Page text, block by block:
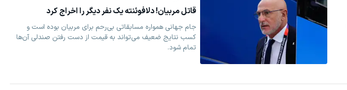
قاتل مربیان! دلافوئنته یک نفر دیگر را اخراج کرد
جام جهانی همواره مسابقاتی بی‌رحم برای مربیان بوده است و
کسب نتایج ضعیف می‌تواند به قیمت از دست رفتن صندلی آن‌ها
تمام شود.